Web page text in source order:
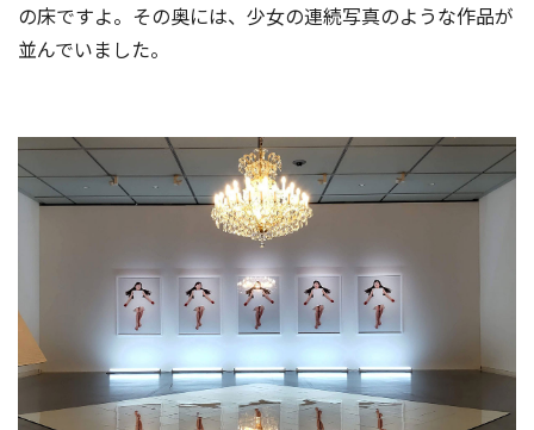
の床ですよ。その奥には、少女の連続写真のような作品が
並んでいました。